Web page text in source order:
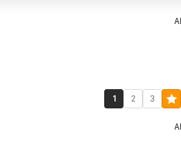
1 2 3